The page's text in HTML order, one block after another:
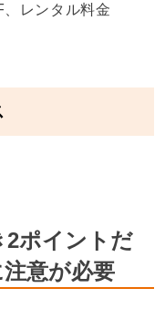
レンタル料金
2ポイントだ
意が必要